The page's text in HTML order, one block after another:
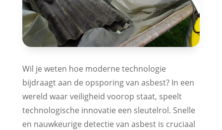
Wil je weten hoe moderne technologie
bijdraagt aan de opsporing van asbest? In een
wereld waar veiligheid voorop staat, speelt
technologische innovatie een sleutelrol. Snelle
en nauwkeurige detectie van asbest is cruciaal